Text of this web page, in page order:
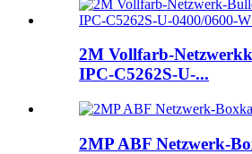
2M Vollfarb-
IPC-C5262S-U-...
2MP ABF Netzwerk-